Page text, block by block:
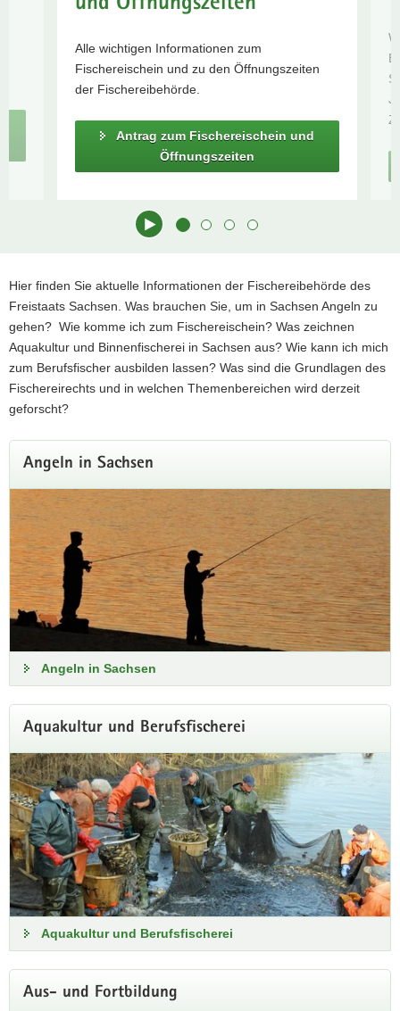
o
Hinweise zum
Fischereischeins
Alle wichtigen Informationen zum
Fischereischein und zu den Öffnungszeiten
der Fischereibehörde.
Antrag zum Fischereischein und
Öffnungszeiten
Antrag zum Fischereischein und
Öffnungszeiten
Alle wichtigen Informationen zum Fischereischein und zu den
Öffnungszeiten der Fischereibehörde.
Antrag zum Fischereischein und Öffnungszeiten
Sanierung Standort Königswartha bis
Ende 2026
Hauptinhalt
Hier finden Sie aktuelle Informationen der Fischereibehörde des
Freistaats Sachsen. Was brauchen Sie, um in Sachsen Angeln zu
gehen? Wie komme ich zum Fischereischein? Was zeichnen
Aquakultur und Binnenfischerei in Sachsen aus? Wie kann ich mich
zum Berufsfischer ausbilden lassen? Was sind die Grundlagen des
Fischereirechts und in welchen Themenbereichen wird derzeit
geforscht?
Angeln in Sachsen
Angeln in Sachsen
Aquakultur und Berufsfischerei
Aquakultur und Berufsfischerei
Aus- und Fortbildung